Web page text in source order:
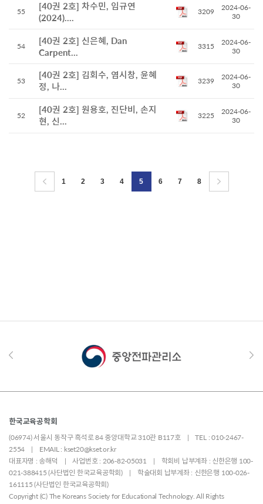
55
[40권 2호] 차수민, 임규연
(2024)....
3209
2024-06-
30
54
[40권 2호] 신은혜, Dan
Carpent...
3315
2024-06-
30
53
[40권 2호] 김회수, 염시창, 윤혜
정, 나...
3239
2024-06-
30
52
[40권 2호] 원용호, 진단비, 손지
현, 신...
3225
2024-06-
30
1 2 3 4 5 6 7 8
한국교육공학회
(06974) 서울시 동작구 흑석로 84 중앙대학교 310관 B117호 | TEL : 010-2467-
2554 | EMAIL : kset20@kset.or.kr
대표자명 : 송해덕 | 사업번호 : 206-82-05031 | 학회비 납부계좌 : 신한은행 100-
021-388415 (사단법인 한국교육공학회) | 학술대회 납부계좌 : 신한은행 100-026-
161115 (사단법인 한국교육공학회)
Copyright (C) The Koreans Society for Educational Technology. All Rights